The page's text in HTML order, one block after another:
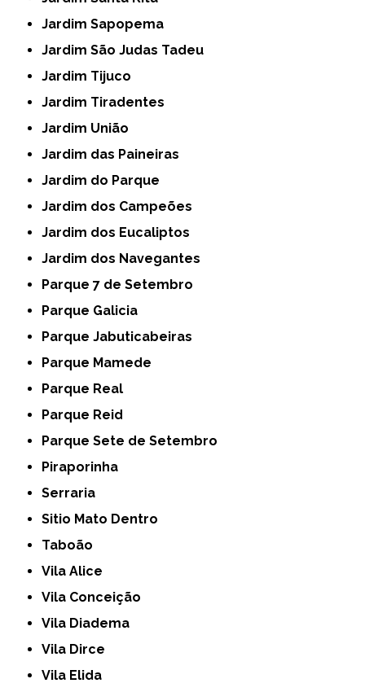
Jardim Sapopema
Jardim São Judas Tadeu
Jardim Tijuco
Jardim Tiradentes
Jardim União
Jardim das Paineiras
Jardim do Parque
Jardim dos Campeões
Jardim dos Eucaliptos
Jardim dos Navegantes
Parque 7 de Setembro
Parque Galicia
Parque Jabuticabeiras
Parque Mamede
Parque Real
Parque Reid
Parque Sete de Setembro
Piraporinha
Serraria
Sitio Mato Dentro
Taboão
Vila Alice
Vila Conceição
Vila Diadema
Vila Dirce
Vila Elida